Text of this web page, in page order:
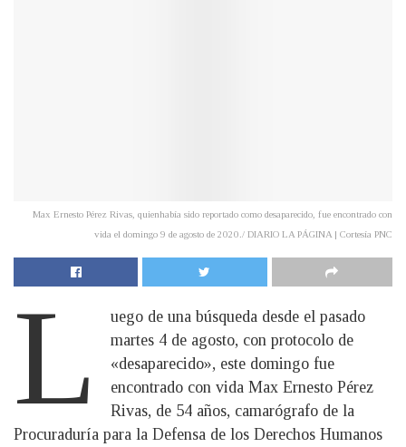
Max Ernesto Pérez Rivas, quienhabía sido reportado como desaparecido, fue encontrado con
vida el domingo 9 de agosto de 2020./ DIARIO LA PÁGINA | Cortesía PNC
L
uego de una búsqueda desde el pasado
martes 4 de agosto, con protocolo de
«desaparecido», este domingo fue
encontrado con vida Max Ernesto Pérez
Rivas, de 54 años, camarógrafo de la
Procuraduría para la Defensa de los Derechos Humanos